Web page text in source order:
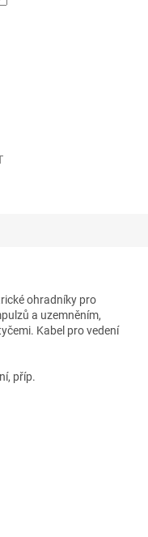
ohradníky pro
a uzemněním,
Kabel pro vedení
příp.